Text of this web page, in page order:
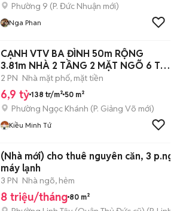
Phường 9 (P. Đức Nhuận mới)
Nga Phan
CẠNH VTV BA ĐÌNH 50m RỘNG
3.81m NHÀ 2 TẦNG 2 MẶT NGÕ 6 Ty
9
2 PN Nhà mặt phố, mặt tiền
6,9 tỷ 138 tr/m² 50 m²
Phường Ngọc Khánh (P. Giảng Võ mới)
Kiều Minh Tứ
(Nhà mới) cho thuê nguyên căn, 3
máy lạnh
3 PN Nhà ngõ, hẻm
8 triệu/tháng 80 m²